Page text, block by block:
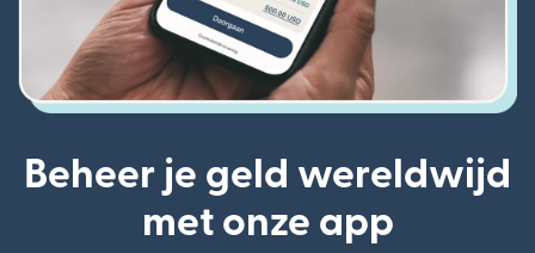
Beheer je geld wereldwijd
met onze app